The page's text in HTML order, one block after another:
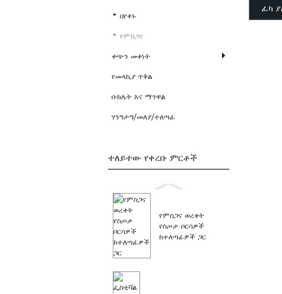
በየቀኑ
የምስጋና
ቀጭን መቀነት
የመላኪያ ጥቅል
ቡክሌት እና ማንዋል
ሃንግታግ/መለያ/ተለጣፊ
ተለይተው የቀረቡ ምርቶች
የምስጋና ወረቀት
የስጦታ ቦርሳዎች
ከተለጣፊዎች ጋር
ፈካ